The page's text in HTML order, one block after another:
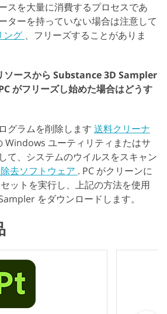
スを大量に消費するプロセスであ
ターを持っていない場合は注意して
ング 、フリーズすることがありま
ソースから Substance 3D Sampler
がフリーズし始めた場合はどうす
グラムを削除します 送料クリーナ
Windows ユーティリティまたはサ
て、システムのウイルスをスキャン
去ソフトウェア . PC がクリーンに
ットを実行し、上記の方法を使用
をダウンロードします。